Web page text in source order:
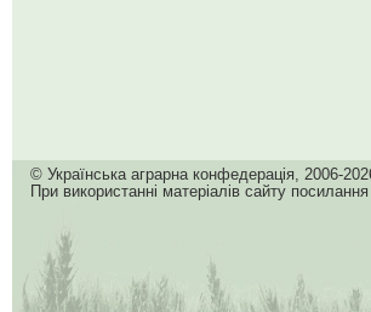
© Українська аграрна конфедерація, 2006-
При використанні матеріалів сайту